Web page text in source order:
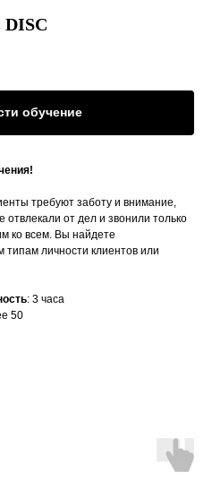
DISC
обучение
требуют заботу и внимание,
отвлекали от дел и звонили только
ко всем. Вы найдете
личности клиентов или
: 3 часа
50